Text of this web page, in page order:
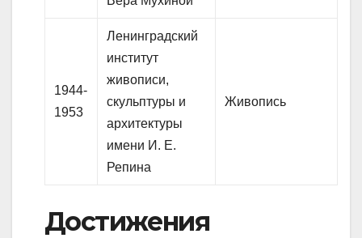
1944-
1953
Ленинградский
институт
живописи,
скульптуры и
архитектуры
имени И. Е.
Репина
Живопись
Достижения